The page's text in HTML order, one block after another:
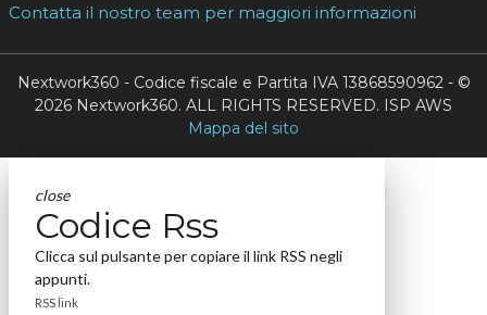
Contatta il nostro team per maggiori informazioni
Nextwork360 - Codice fiscale e Partita IVA 13868590962 - ©
2026 Nextwork360. ALL RIGHTS RESERVED. ISP AWS
Mappa del sito
close
Codice Rss
Clicca sul pulsante per copiare il link RSS negli
appunti.
RSS link